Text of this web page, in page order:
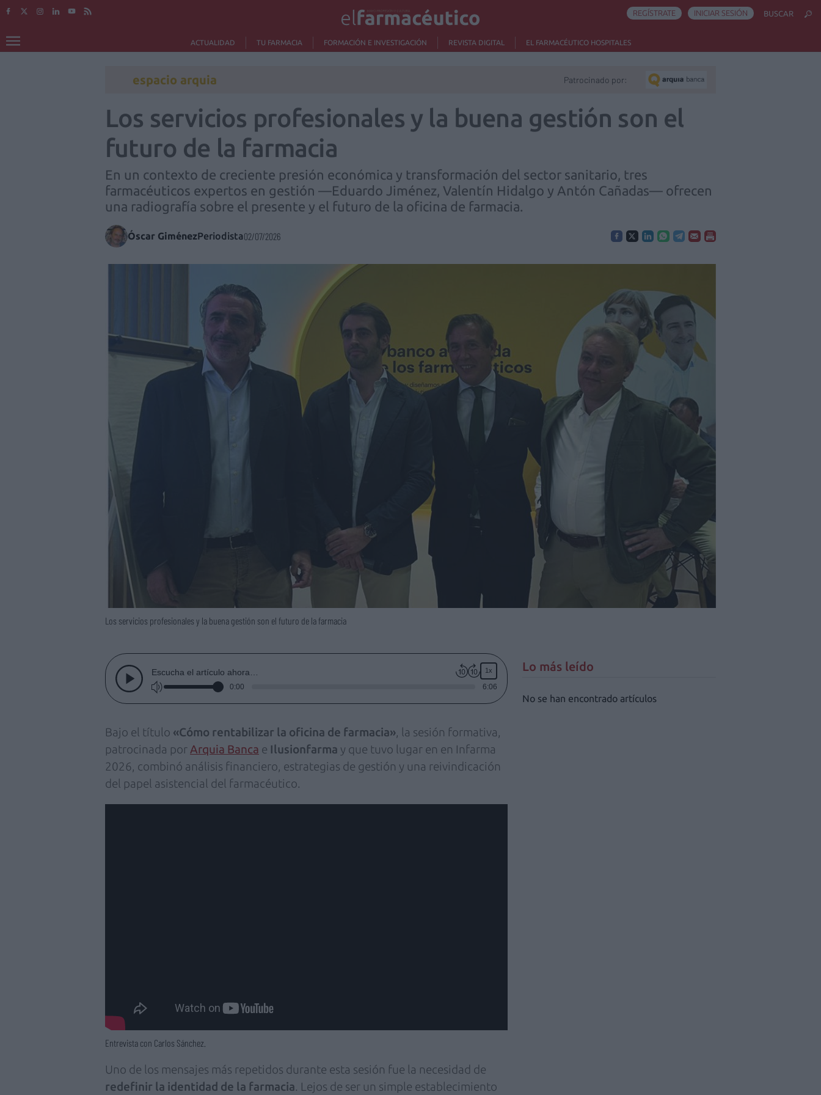
ACTUALIDAD TU FARMACIA FORMACIÓN E INVESTIGACIÓN REVISTA DIGITAL EL FARMACÉUTICO HOSPITALES
REGÍSTRATE INICIAR SESIÓN BUSCAR
espacio arquia Patrocinado por:
Los servicios profesionales y la buena gestión son el
futuro de la farmacia
En un contexto de creciente presión económica y transformación del sector sanitario, tres
farmacéuticos expertos en gestión —Eduardo Jiménez, Valentín Hidalgo y Antón Cañadas— ofrecen
una radiografía sobre el presente y el futuro de la oficina de farmacia.
Óscar GiménezPeriodista02/07/2026
Los servicios profesionales y la buena gestión son el futuro de la farmacia
Escucha el artículo ahora… 1x
0:00 6:06
Bajo el título «Cómo rentabilizar la oficina de farmacia», la sesión formativa,
patrocinada por Arquia Banca e Ilusionfarma y que tuvo lugar en en Infarma
2026, combinó análisis financiero, estrategias de gestión y una reivindicación
del papel asistencial del farmacéutico.
Entrevista con Carlos Sánchez.
Uno de los mensajes más repetidos durante esta sesión fue la necesidad de
redefinir la identidad de la farmacia. Lejos de ser un simple establecimiento
Lo más leído
No se han encontrado artículos